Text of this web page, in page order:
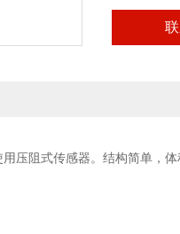
用压阻式传感器。结构简单，